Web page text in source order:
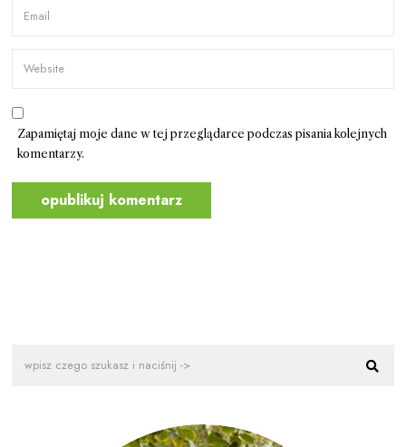
Zapamiętaj moje dane w tej przeglądarce podczas pisania kolejnych
komentarzy.